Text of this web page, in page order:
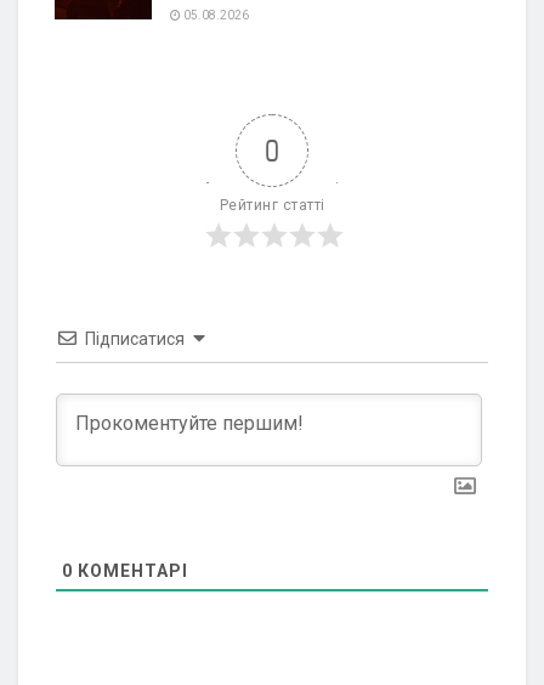
05.08.2026
0
Рейтинг статті
Підписатися
0 КОМЕНТАРІ